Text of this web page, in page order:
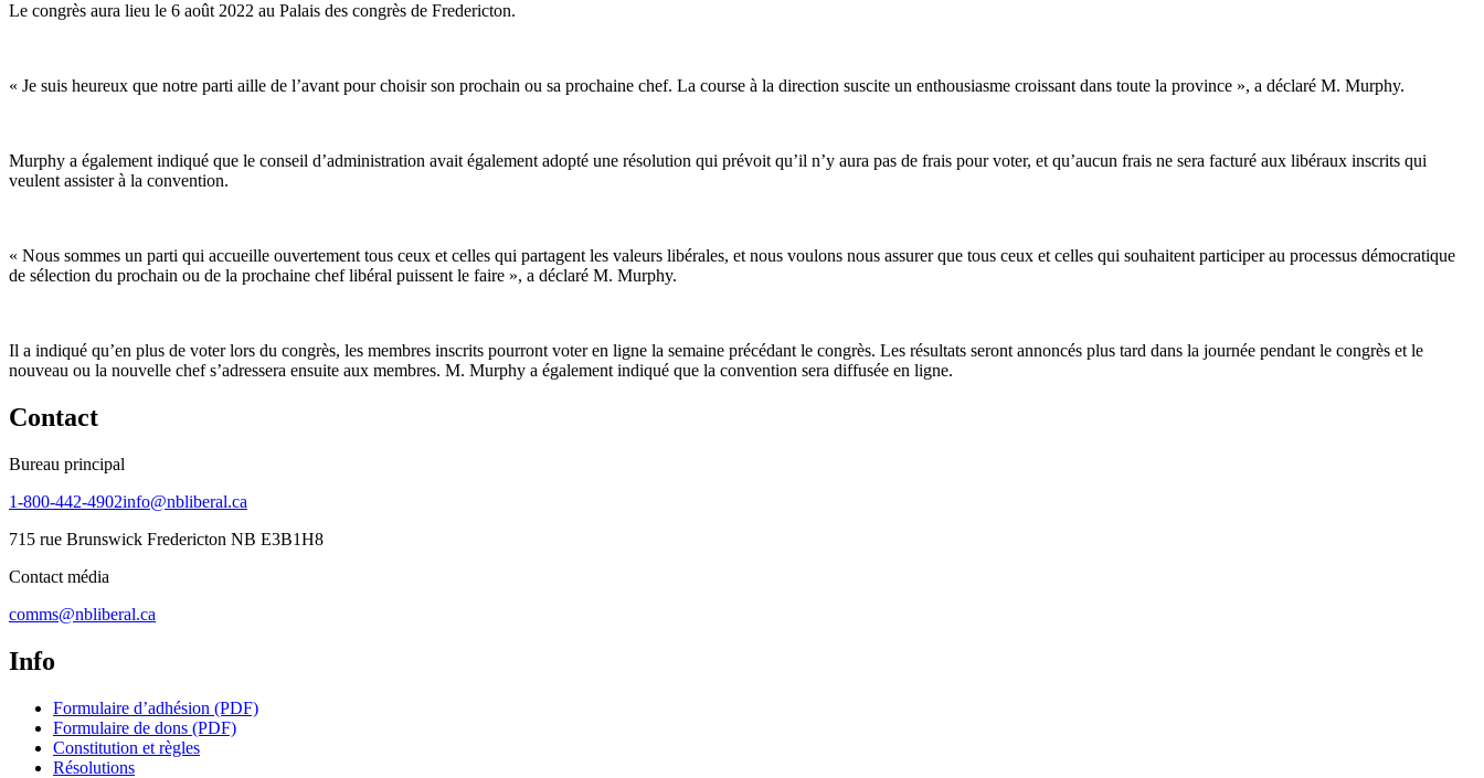
Le congrès aura lieu le 6 août 2022 au Palais des congrès de Fredericton.
« Je suis heureux que notre parti aille de l’avant pour choisir son prochain ou sa prochaine chef. La course à la direction suscite un enthousiasme croissant dans toute la province », a déclaré M. Murphy.
Murphy a également indiqué que le conseil d’administration avait également adopté une résolution qui prévoit qu’il n’y aura pas de frais pour voter, et qu’aucun frais ne sera facturé aux libéraux inscrits qui
veulent assister à la convention.
« Nous sommes un parti qui accueille ouvertement tous ceux et celles qui partagent les valeurs libérales, et nous voulons nous assurer que tous ceux et celles qui souhaitent participer au processus démocratique
de sélection du prochain ou de la prochaine chef libéral puissent le faire », a déclaré M. Murphy.
Il a indiqué qu’en plus de voter lors du congrès, les membres inscrits pourront voter en ligne la semaine précédant le congrès. Les résultats seront annoncés plus tard dans la journée pendant le congrès et le
nouveau ou la nouvelle chef s’adressera ensuite aux membres. M. Murphy a également indiqué que la convention sera diffusée en ligne.
Contact
Bureau principal
1-800-442-4902info@nbliberal.ca
715 rue Brunswick Fredericton NB E3B1H8
Contact média
comms@nbliberal.ca
Info
Formulaire d’adhésion (PDF)
Formulaire de dons (PDF)
Constitution et règles
Résolutions